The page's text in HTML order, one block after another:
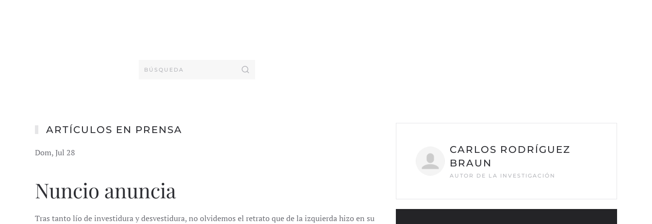
ARTÍCULOS EN PRENSA
Dom, Jul 28
Nuncio anuncia
Tras tanto lío de investidura y desvestidura, no olvidemos el retrato que de la izquierda hizo en su
CARLOS RODRÍGUEZ
BRAUN
AUTOR DE LA INVESTIGACIÓN